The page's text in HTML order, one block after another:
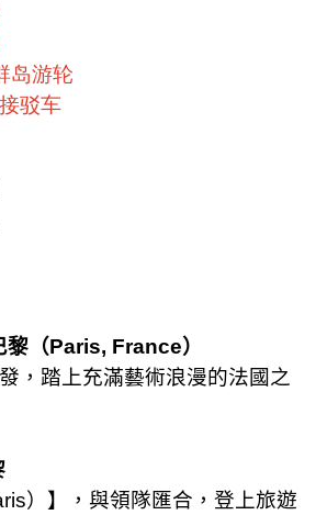
岛游轮
驳车
黎（Paris, France）
，踏上充滿藝術浪漫的法國之
）】，與領隊匯合，登上旅遊